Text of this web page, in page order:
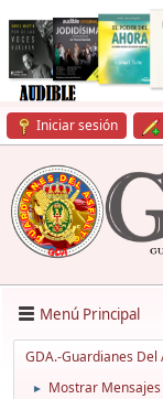
Iniciar sesión
Menú Principal
GDA.-Guardianes Del
► Mostrar Mensajes